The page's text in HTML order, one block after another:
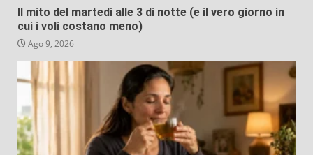
Il mito del martedì alle 3 di notte (e il vero giorno in
cui i voli costano meno)
Ago 9, 2026